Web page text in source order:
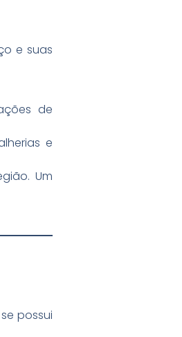
e suas
de
e
Um
possui